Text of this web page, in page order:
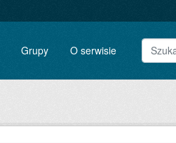
Grupy O serwisie